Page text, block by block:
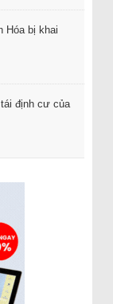
Hóa bị khai
định cư của